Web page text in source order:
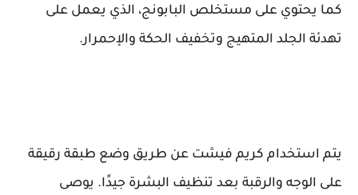
كما يحتوي على مستخلص البابونج، الذي يعمل على
تهدئة الجلد المتهيج وتخفيف الحكة والإحمرار.
يتم استخدام كريم فيشت عن طريق وضع طبقة رقيقة
على الوجه والرقبة بعد تنظيف البشرة جيدًا. يوصى